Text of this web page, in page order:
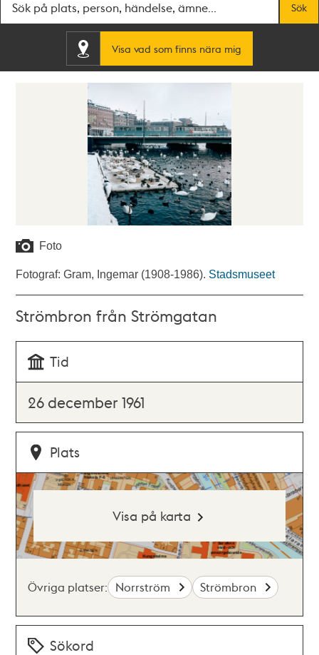
Sök
Visa vad som finns nära mig
Foto
Fotograf: Gram, Ingemar (1908-1986). Stadsmuseet
Strömbron från Strömgatan
Tid
26 december 1961
Plats
Visa på karta
Övriga platser: Norrström Strömbron
Sökord